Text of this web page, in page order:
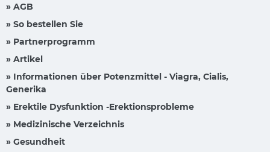
» AGB
» So bestellen Sie
» Partnerprogramm
» Artikel
» Informationen über Potenzmittel - Viagra, Cialis,
Generika
» Erektile Dysfunktion -Erektionsprobleme
» Medizinische Verzeichnis
» Gesundheit